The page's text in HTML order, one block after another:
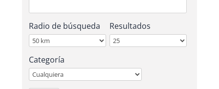
Radio de búsqueda Resultados
Categoría